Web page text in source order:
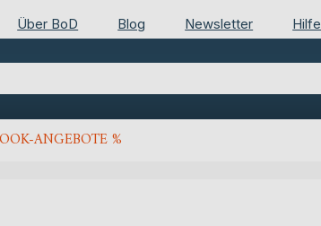
Über BoD Blog Newsletter Hilfe
ANGEBOTE %